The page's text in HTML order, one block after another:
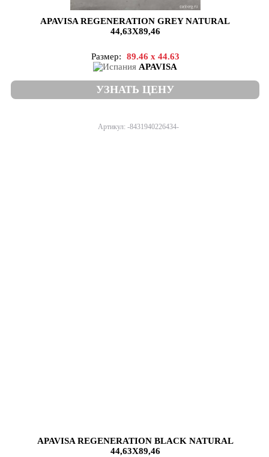
APAVISA REGENERATION GREY NATURAL
44,63X89,46
Размер:
89.46 x 44.63
APAVISA
УЗНАТЬ ЦЕНУ
Артикул: -8431940226434-
APAVISA REGENERATION BLACK NATURAL
44,63X89,46